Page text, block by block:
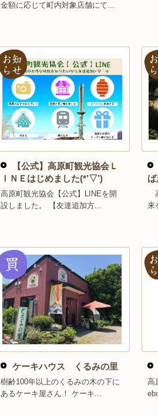
金額に応じて町内対象店舗にて...
【公式】高原町観光協会Ｌ
ＩＮＥはじめました(*’▽’)
高原町観光協会【公式】LINEを開
設しました。 【友達追加方...
来
ケーキハウス くるみの里
樹齢100年以上のくるみの木の下に
あるケーキ屋さん！ ケーキ...
高